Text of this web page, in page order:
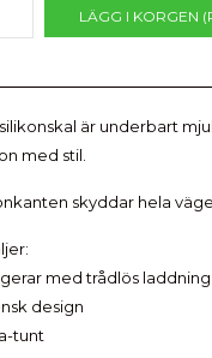
LÄGG I KORGEN
är underbart
med stil.
skyddar hela
med trådlös laddning
design
tunt